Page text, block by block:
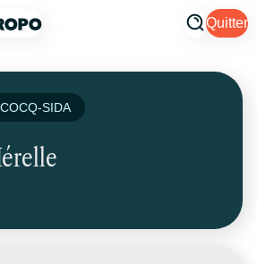
Quitter
SIDA